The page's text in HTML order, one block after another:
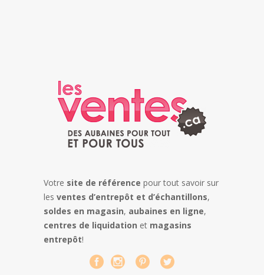
Votre site de référence pour tout savoir sur
les ventes d’entrepôt et d’échantillons,
soldes en magasin, aubaines en ligne,
centres de liquidation et magasins
entrepôt!